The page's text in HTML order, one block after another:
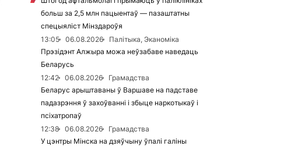
больш за 2,5 млн пацыентаў — пазаштатны
спецыяліст Мінздароўя
13:05
06.08.2026
Палітыка, Эканоміка
Прэзідэнт Алжыра можа неўзабаве наведаць
Беларусь
12:42
06.08.2026
Грамадства
Беларус арыштаваны ў Варшаве на падставе
падазрэння ў захоўванні і збыце наркотыкаў і
псіхатропаў
12:38
06.08.2026
Грамадства
У цэнтры Мінска на дзяўчыну ўпалі галіны